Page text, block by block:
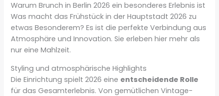
Warum Brunch in Berlin 2026 ein besonderes Erlebnis ist
Was macht das Frühstück in der Hauptstadt 2026 zu
etwas Besonderem? Es ist die perfekte Verbindung aus
Atmosphäre und Innovation. Sie erleben hier mehr als
nur eine Mahlzeit.
Styling und atmosphärische Highlights
Die Einrichtung spielt 2026 eine entscheidende Rolle
für das Gesamterlebnis. Von gemütlichen Vintage-